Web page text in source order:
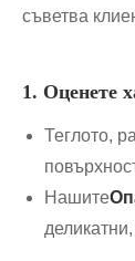
съветва
1. Оценете
Теглото,
Нашите